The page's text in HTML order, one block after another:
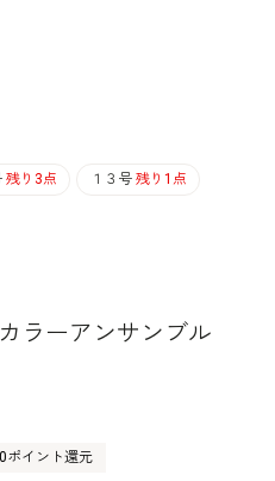
残り3点 １３号 残り1点
ラーアンサンブル
ポイント還元